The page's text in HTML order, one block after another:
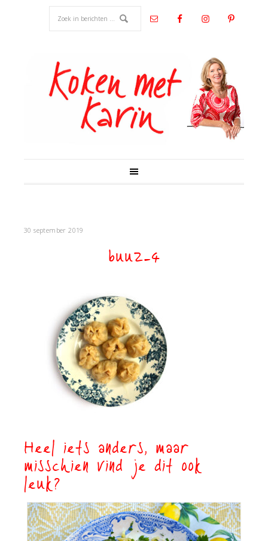
30 september 2019
buuz-4
Heel iets anders, maar
misschien vind je dit ook
leuk?